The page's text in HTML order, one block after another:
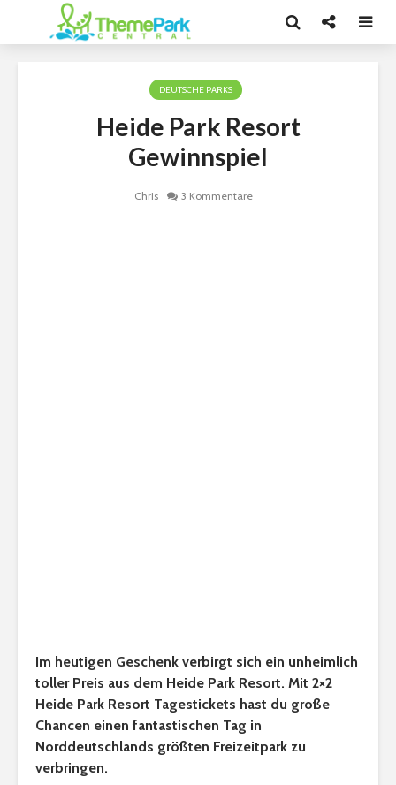
DEUTSCHE PARKS
Heide Park Resort
Gewinnspiel
Chris 3 Kommentare
Im heutigen Geschenk verbirgt sich ein unheimlich
toller Preis aus dem Heide Park Resort. Mit 2×2
Heide Park Resort Tagestickets hast du große
Chancen einen fantastischen Tag in
Norddeutschlands größten Freizeitpark zu
verbringen.